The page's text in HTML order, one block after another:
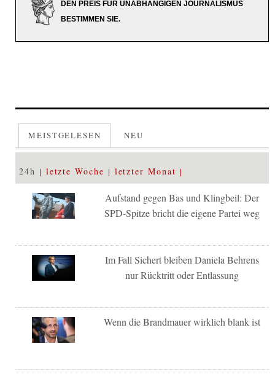
DEN PREIS FÜR UNABHÄNGIGEN JOURNALISMUS
BESTIMMEN SIE.
MEISTGELESEN NEU
24h letzte Woche letzter Monat
Aufstand gegen Bas und Klingbeil: Der
SPD-Spitze bricht die eigene Partei weg
Im Fall Sichert bleiben Daniela Behrens
nur Rücktritt oder Entlassung
Wenn die Brandmauer wirklich blank ist